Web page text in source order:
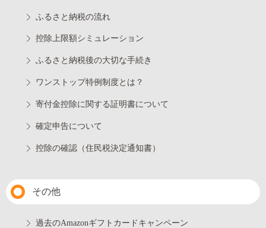
ふるさと納税の流れ
控除上限額シミュレーション
ふるさと納税後の大切な手続き
ワンストップ特例制度とは？
寄付金控除に関する証明書について
確定申告について
控除の確認（住民税決定通知書）
その他
過去のAmazonギフトカードキャンペーン